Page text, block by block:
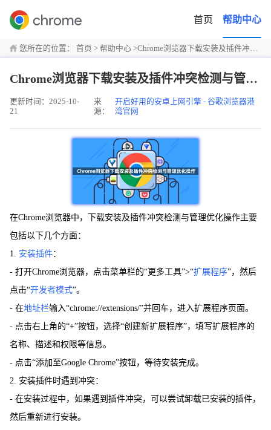
首页 帮助中心
您所在的位置： 首页 > 帮助中心 >Chrome浏览器下载安装及插件冲突检测与管理优化操作
Chrome浏览器下载安装及插件冲突检测与管理优化操作
更新时间：2025-10-
21
来
源：
开启好用的安卓上网引擎 - 谷歌浏览器港
湾官网
在Chrome浏览器中，下载安装及插件冲突检测与管理优化操作主要
包括以下几个方面：
1. 安装插件：
- 打开Chrome浏览器，点击菜单栏的“更多工具”>“扩展程序”，然后
点击“开发者模式”。
- 在地址栏输入“chrome://extensions/”并回车，进入扩展程序页面。
- 点击右上角的“+”按钮，选择“创建新扩展程序”，填写扩展程序的
名称、描述和权限等信息。
- 点击“添加至Google Chrome”按钮，等待安装完成。
2. 安装插件时遇到冲突：
- 在安装过程中，如果遇到插件冲突，可以尝试卸载已安装的插件，
然后重新进行安装。